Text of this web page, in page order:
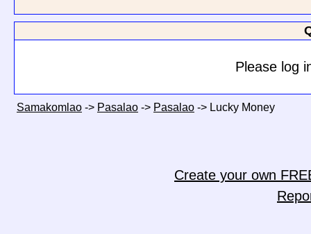
Please log
Samakomlao -> Pasalao -> Pasalao -> Lucky Money
Create your own